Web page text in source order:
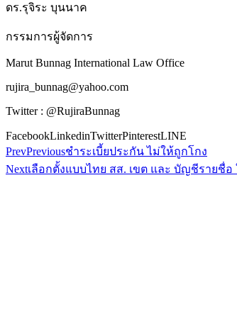
ดร.รุจิระ บุนนาค
กรรมการผู้จัดการ
Marut Bunnag International Law Office
rujira_bunnag@yahoo.com
Twitter : @RujiraBunnag
FacebookLinkedinTwitterPinterestLINE
PrevPreviousชำระเบี้ยประกัน ไม่ให้ถูกโกง
Nextเลือกตั้งแบบไทย สส. เขต และ บัญชีรายชื่อ